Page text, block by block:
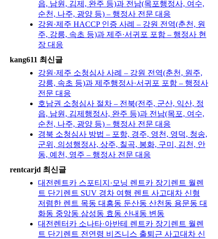
읍, 남원, 김제, 완주 등)과 전남(목포행정사, 여수,
순천, 나주, 광양 등) – 행정사 전문 대응
강원·제주 HACCP 인증 사례 – 강원 전역(춘천, 원
주, 강릉, 속초 등)과 제주·서귀포 포함 – 행정사 현
장 대응
kang611 최신글
강원·제주 소청심사 사례 – 강원 전역(춘천, 원주,
강릉, 속초 등)과 제주행정사·서귀포 포함 – 행정사
전문 대응
호남권 소청심사 절차 – 전북(전주, 군산, 익산, 정
읍, 남원, 김제행정사, 완주 등)과 전남(목포, 여수,
순천, 나주, 광양 등) – 행정사 전문 대응
경북 소청심사 방법 – 포항, 경주, 영천, 영덕, 청송,
군위, 의성행정사, 상주, 칠곡, 봉화, 구미, 김천, 안
동, 예천, 영주 – 행정사 전문 대응
rentcarjd 최신글
대전렌트카 스포티지·모닝 렌트카 장기렌트 월렌
트 단기렌트 SUV 경차 여행 렌트 사고대차 신형
저렴한 렌트 목동 대흥동 둔산동 산천동 용문동 대
화동 중앙동 삼성동 효동 산내동 변동
대전렌터카 소나타·아반테 렌트카 장기렌트 월렌
트 단기렌트 전연령 비즈니스 출퇴근 사고대차 신